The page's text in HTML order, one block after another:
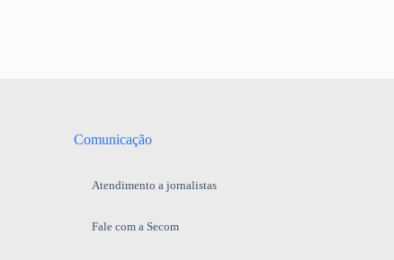
Comunicação
Atendimento a jornalistas
Fale com a Secom